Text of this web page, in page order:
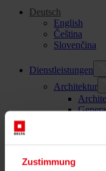
Zustimmung
Deutsch
English
Čeština
Slovenčina
Dienstleistungen
Architektur